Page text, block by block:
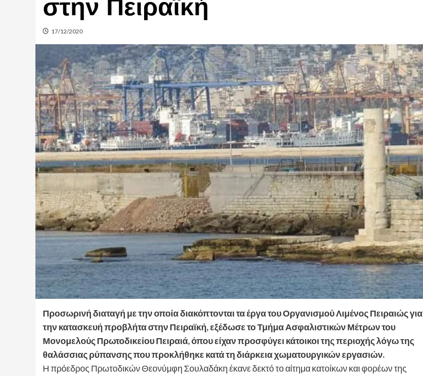
στην Πειραϊκή
17/12/2020
Προσωρινή διαταγή με την οποία διακόπτονται τα έργα του Οργανισμού Λιμένος Πειραιώς για
την κατασκευή προβλήτα στην Πειραϊκή, εξέδωσε το Τμήμα Ασφαλιστικών Μέτρων του
Μονομελούς Πρωτοδικείου Πειραιά, όπου είχαν προσφύγει κάτοικοι της περιοχής λόγω της
θαλάσσιας ρύπανσης που προκλήθηκε κατά τη διάρκεια χωματουργικών εργασιών.
Η πρόεδρος Πρωτοδικών Θεονύμφη Σουλαδάκη έκανε δεκτό το αίτημα κατοίκων και φορέων της